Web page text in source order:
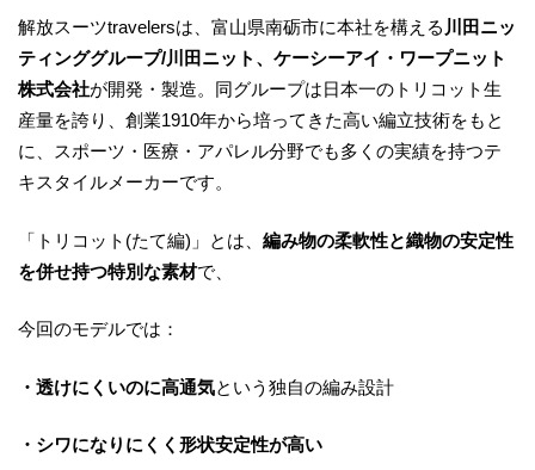
解放スーツtravelersは、富山県南砺市に本社を構える 川田ニッ
ティンググループ/川田ニット、ケーシーアイ・ワープニット
株式会社が開発・製造。同グループは日本一のトリコット生
産量を誇り、創業1910年から培ってきた高い編立技術をもと
に、スポーツ・医療・アパレル分野でも多くの実績を持つテ
キスタイルメーカーです。
「トリコット(たて編)」とは、 編み物の柔軟性と織物の安定性
を併せ持つ特別な素材で、
今回のモデルでは：
・透けにくいのに高通気という独自の編み設計
・シワになりにくく形状安定性が高い